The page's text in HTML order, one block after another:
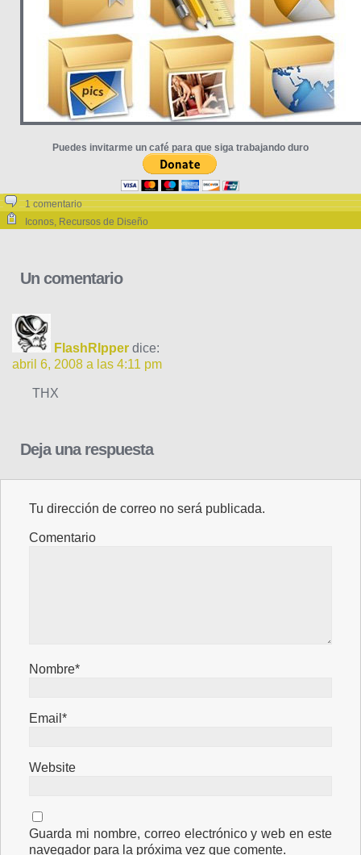
Puedes invitarme un café para que siga trabajando duro
1 comentario
Iconos, Recursos de Diseño
Un comentario
FlashRIpper dice:
abril 6, 2008 a las 4:11 pm
THX
Deja una respuesta
Tu dirección de correo no será publicada.
Comentario
Nombre*
Email*
Website
Guarda mi nombre, correo electrónico y web en este
navegador para la próxima vez que comente.